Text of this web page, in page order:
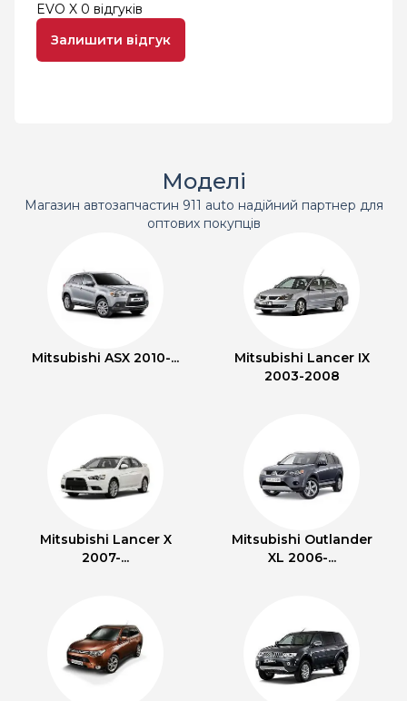
EVO X 0 відгуків
Залишити відгук
Моделі
Магазин автозапчастин 911 auto надійний партнер для
оптових покупців
Mitsubishi ASX 2010-...
Mitsubishi Lancer IX
2003-2008
Mitsubishi Lancer X
2007-...
Mitsubishi Outlander
XL 2006-...